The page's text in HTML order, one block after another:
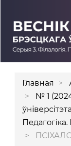
панель
Основное
панель
Главная
№ 1
Педагогіка.